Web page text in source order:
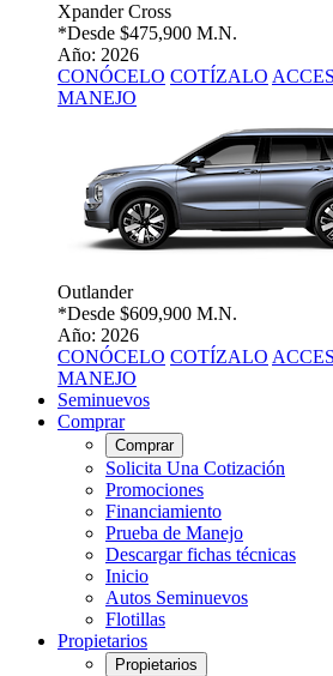
Xpander Cross
*Desde $475,900 M.N.
Año: 2026
CONÓCELO COTÍZALO
MANEJO
Outlander
*Desde $609,900 M.N.
Año: 2026
CONÓCELO COTÍZALO
MANEJO
Seminuevos
Comprar
Comprar
Solicita Una Cotización
Promociones
Financiamiento
Prueba de Manejo
Descargar fichas técnicas
Inicio
Autos Seminuevos
Flotillas
Propietarios
Propietarios